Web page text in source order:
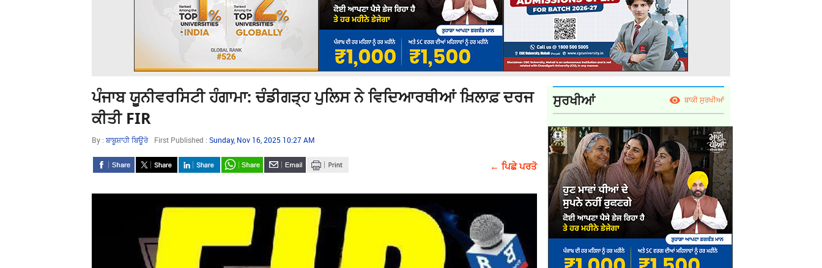
ਪੰਜਾਬ ਯੂਨੀਵਰਸਿਟੀ ਹੰਗਾਮਾ: ਚੰਡੀਗੜ੍ਹ ਪੁਲਿਸ ਨੇ ਵਿਦਿਆਰਥੀਆਂ ਖ਼ਿਲਾਫ਼ ਦਰਜ
ਕੀਤੀ FIR
By : ਬਾਬੂਸ਼ਾਹੀ ਬਿਊਰੋ First Published : Sunday, Nov 16, 2025 10:27 AM
← ਪਿਛੇ ਪਰਤੋ
ਸੁਰਖੀਆਂ ਬਾਕੀ ਸੁਰਖੀਆਂ